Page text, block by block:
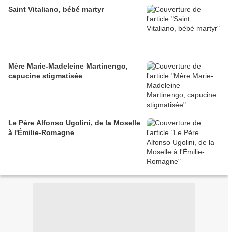
Saint Vitaliano, bébé martyr
Mère Marie-Madeleine Martinengo,
capucine stigmatisée
Le Père Alfonso Ugolini, de la Moselle
à l'Émilie-Romagne